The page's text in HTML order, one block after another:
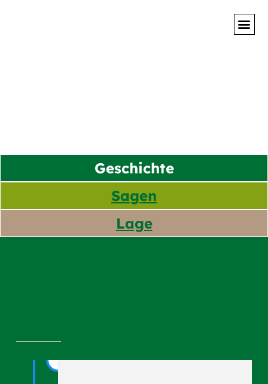
Geschichte
Sagen
Lage